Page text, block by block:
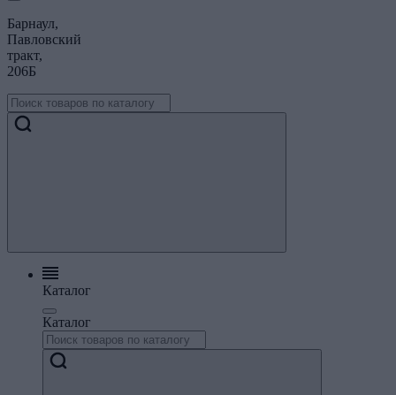
Барнаул,
Павловский
тракт,
206Б
Каталог
Каталог